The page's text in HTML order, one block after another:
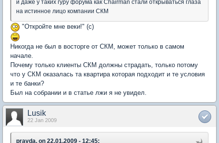
и даже у таких гуру форума как Chairman стали открываться глаза
на истинное лицо компании СКМ
"Откройте мне веки!" (с)
Никогда не был в восторге от СКМ, может только в самом
начале.
Почему только клиенты СКМ должны страдать, только потому
что у СКМ оказалась та квартира которая подходит и те условия
и те банки?
Был на собрании и в статье лжи я не увидел.
Lusik
22 Jan 2009
pravda, on 22.01.2009 - 12:45: